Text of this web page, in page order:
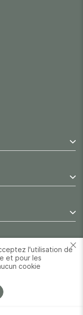
l'utilisation de
et pour les
cookie